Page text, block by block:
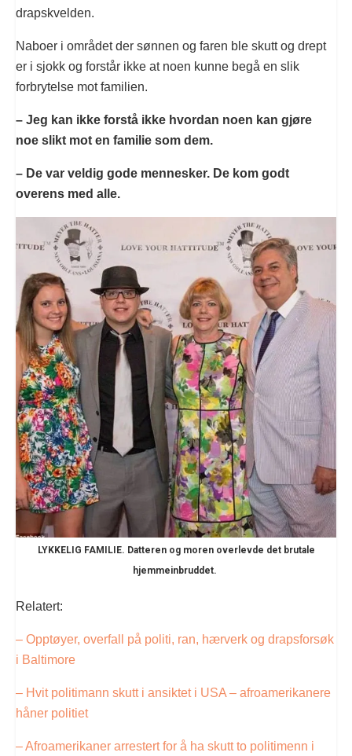
drapskvelden.
Naboer i området der sønnen og faren ble skutt og drept
er i sjokk og forstår ikke at noen kunne begå en slik
forbrytelse mot familien.
– Jeg kan ikke forstå ikke hvordan noen kan gjøre
noe slikt mot en familie som dem.
– De var veldig gode mennesker. De kom godt
overens med alle.
LYKKELIG FAMILIE. Datteren og moren overlevde det brutale
hjemmeinbruddet.
Relatert:
– Opptøyer, overfall på politi, ran, hærverk og drapsforsøk
i Baltimore
– Hvit politimann skutt i ansiktet i USA – afroamerikanere
håner politiet
– Afroamerikaner arrestert for å ha skutt to politimenn i